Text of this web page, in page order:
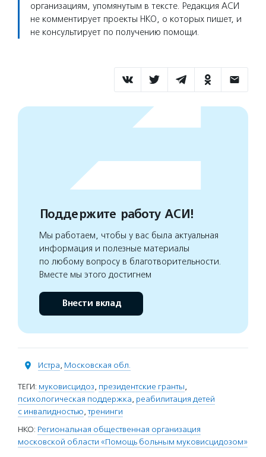
организациям, упомянутым в тексте. Редакция АСИ
не комментирует проекты НКО, о которых пишет, и
не консультирует по получению помощи.
Поддержите работу АСИ!
Мы работаем, чтобы у вас была актуальная
информация и полезные материалы
по любому вопросу в благотворительности.
Вместе мы этого достигнем
Внести вклад
Истра, Московская обл.
ТЕГИ: муковисцидоз, президентские гранты,
психологическая поддержка, реабилитация детей
с инвалидностью,тренинги
НКО: Региональная общественная организация
московской области «Помощь больным муковисцидозом»